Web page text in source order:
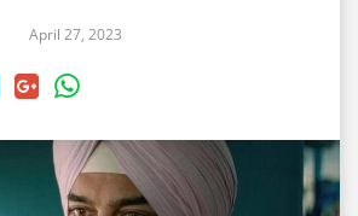
April 27, 2023